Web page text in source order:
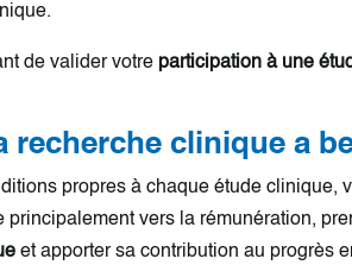
de valider votre participation à une
recherche clinique a
propres à chaque étude clinique,
principalement vers la rémunération,
et apporter sa contribution au progrès